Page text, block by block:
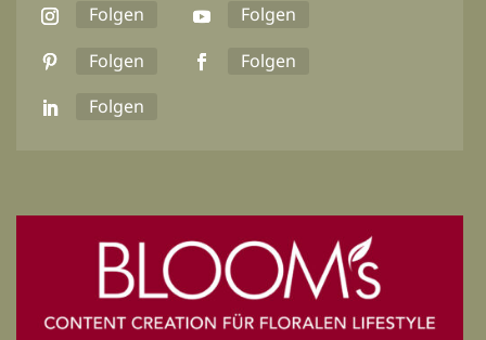
Folgen
Folgen
Folgen
Folgen
Folgen